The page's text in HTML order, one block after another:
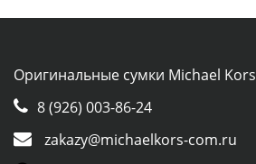
Оригинальные сумки Michael Kors
8 (926) 003-86-24
zakazy@michaelkors-com.ru